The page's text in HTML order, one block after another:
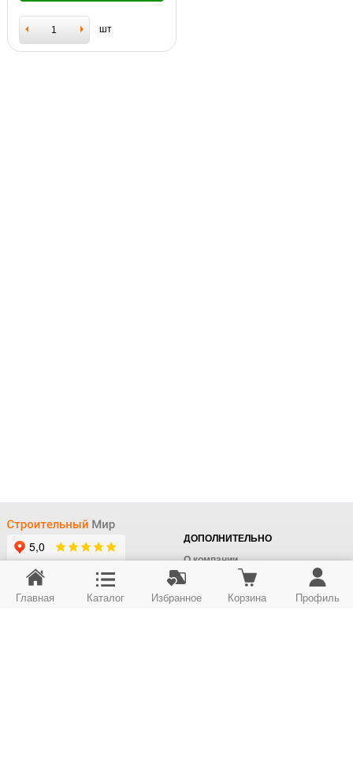
шт
+7 (495) 414-22-76
ДОПОЛНИТЕЛЬНО
О компании
Доставка
Оплата
Главная Каталог Избранное Корзина Профиль